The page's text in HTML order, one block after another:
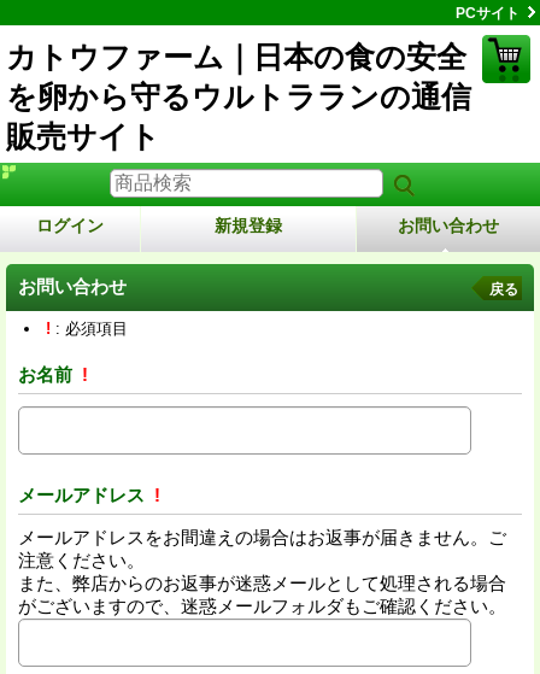
PCサイト
カトウファーム｜日本の食の安全
を卵から守るウルトラランの通信
販売サイト
ログイン 新規登録 お問い合わせ
お問い合わせ 戻る
! : 必須項目
お名前 !
メールアドレス !
メールアドレスをお間違えの場合はお返事が届きません。ご
注意ください。
また、弊店からのお返事が迷惑メールとして処理される場合
がございますので、迷惑メールフォルダもご確認ください。